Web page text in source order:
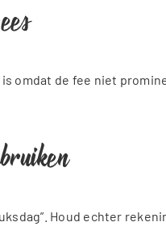
is omdat de fee niet
Houd echter